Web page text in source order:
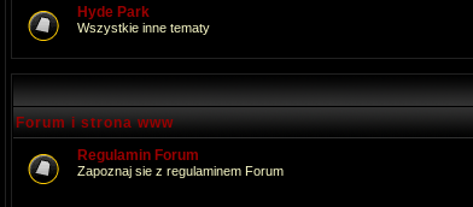
Hyde Park
Wszystkie inne tematy
Forum i strona www
Regulamin Forum
Zapoznaj sie z regulaminem Forum